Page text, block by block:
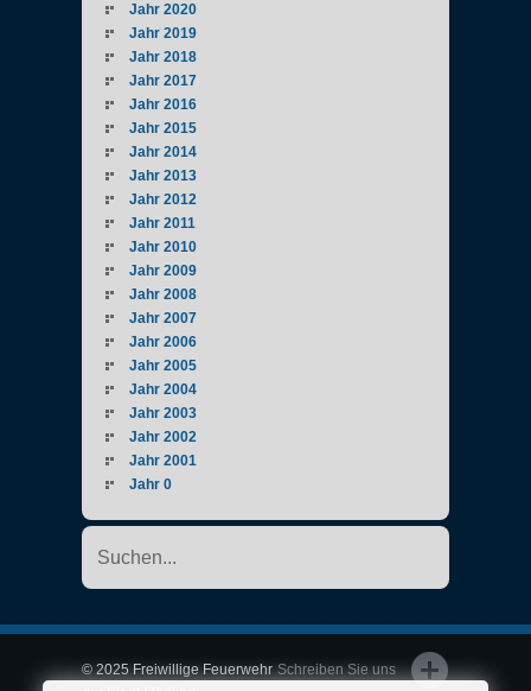
Jahr 2020
Jahr 2019
Jahr 2018
Jahr 2017
Jahr 2016
Jahr 2015
Jahr 2014
Jahr 2013
Jahr 2012
Jahr 2011
Jahr 2010
Jahr 2009
Jahr 2008
Jahr 2007
Jahr 2006
Jahr 2005
Jahr 2004
Jahr 2003
Jahr 2002
Jahr 2001
Jahr 0
Schreiben Sie uns
© 2025 Freiwillige Feuerwehr